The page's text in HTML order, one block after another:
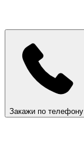
Закажи по телефону